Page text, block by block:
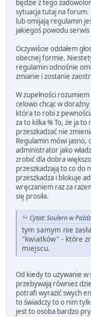
będzie z tego
sytuacja tutaj na forum.
lub omijają regulamin
jakiegoś powodu
Oczywiście oddałem
obecnej formie.
regulamin odnośnie
zmianie i zostanie
W zupełności
celowo chcąc w
która to robi z
za to kilka % To, że ja
przeszkadzać nie
Regulamin mówi jasno,
administrator jako
zrobić dla dobra
przeszkadzają to co do
przeszkadza i blokuje
wręczaniem raz za
się prosiła.
Cytat: Soulern w
tym samym nie
"kwiatków" - które
miejscu.
Od kiedy to używanie
przebywają również
potrafi wyrazić swych
to świadczy to o nim
jest to osoba bardzo